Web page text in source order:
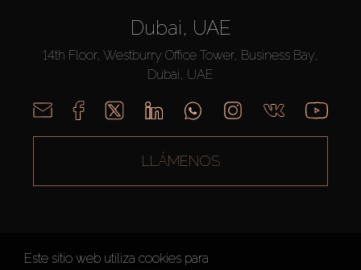
Dubai, UAE
14th Floor, Westburry Office Tower, Business Bay,
Dubai, UAE
LLÁMENOS
Este sitio web utiliza cookies para